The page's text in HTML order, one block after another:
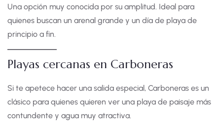
Una opción muy conocida por su amplitud. Ideal para
quienes buscan un arenal grande y un día de playa de
principio a fin.
Playas cercanas en Carboneras
Si te apetece hacer una salida especial, Carboneras es un
clásico para quienes quieren ver una playa de paisaje más
contundente y agua muy atractiva.